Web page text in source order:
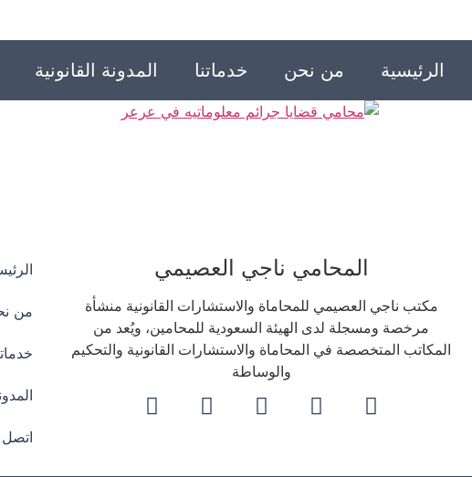
الرئيسية من نحن خدماتنا المدونة القانونية
المحامي ناجي العصيمي
مكتب ناجي العصيمي للمحاماة والاستشارات القانونية منشأة
مرخصة ومسجلة لدى الهيئة السعودية للمحامين، ويُعد من
المكاتب المتخصصة في المحاماة والاستشارات القانونية والتحكيم
والوساطة
من
اتصل